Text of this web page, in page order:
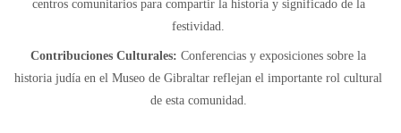
centros comunitarios para compartir la historia y significado de la
festividad.
Contribuciones Culturales: Conferencias y exposiciones sobre la
historia judía en el Museo de Gibraltar reflejan el importante rol cultural
de esta comunidad.